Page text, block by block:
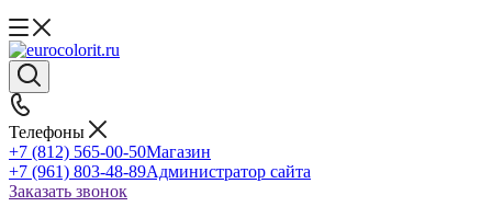
Телефоны
+7 (812) 565-00-50Магазин
+7 (961) 803-48-89Администратор сайта
Заказать звонок